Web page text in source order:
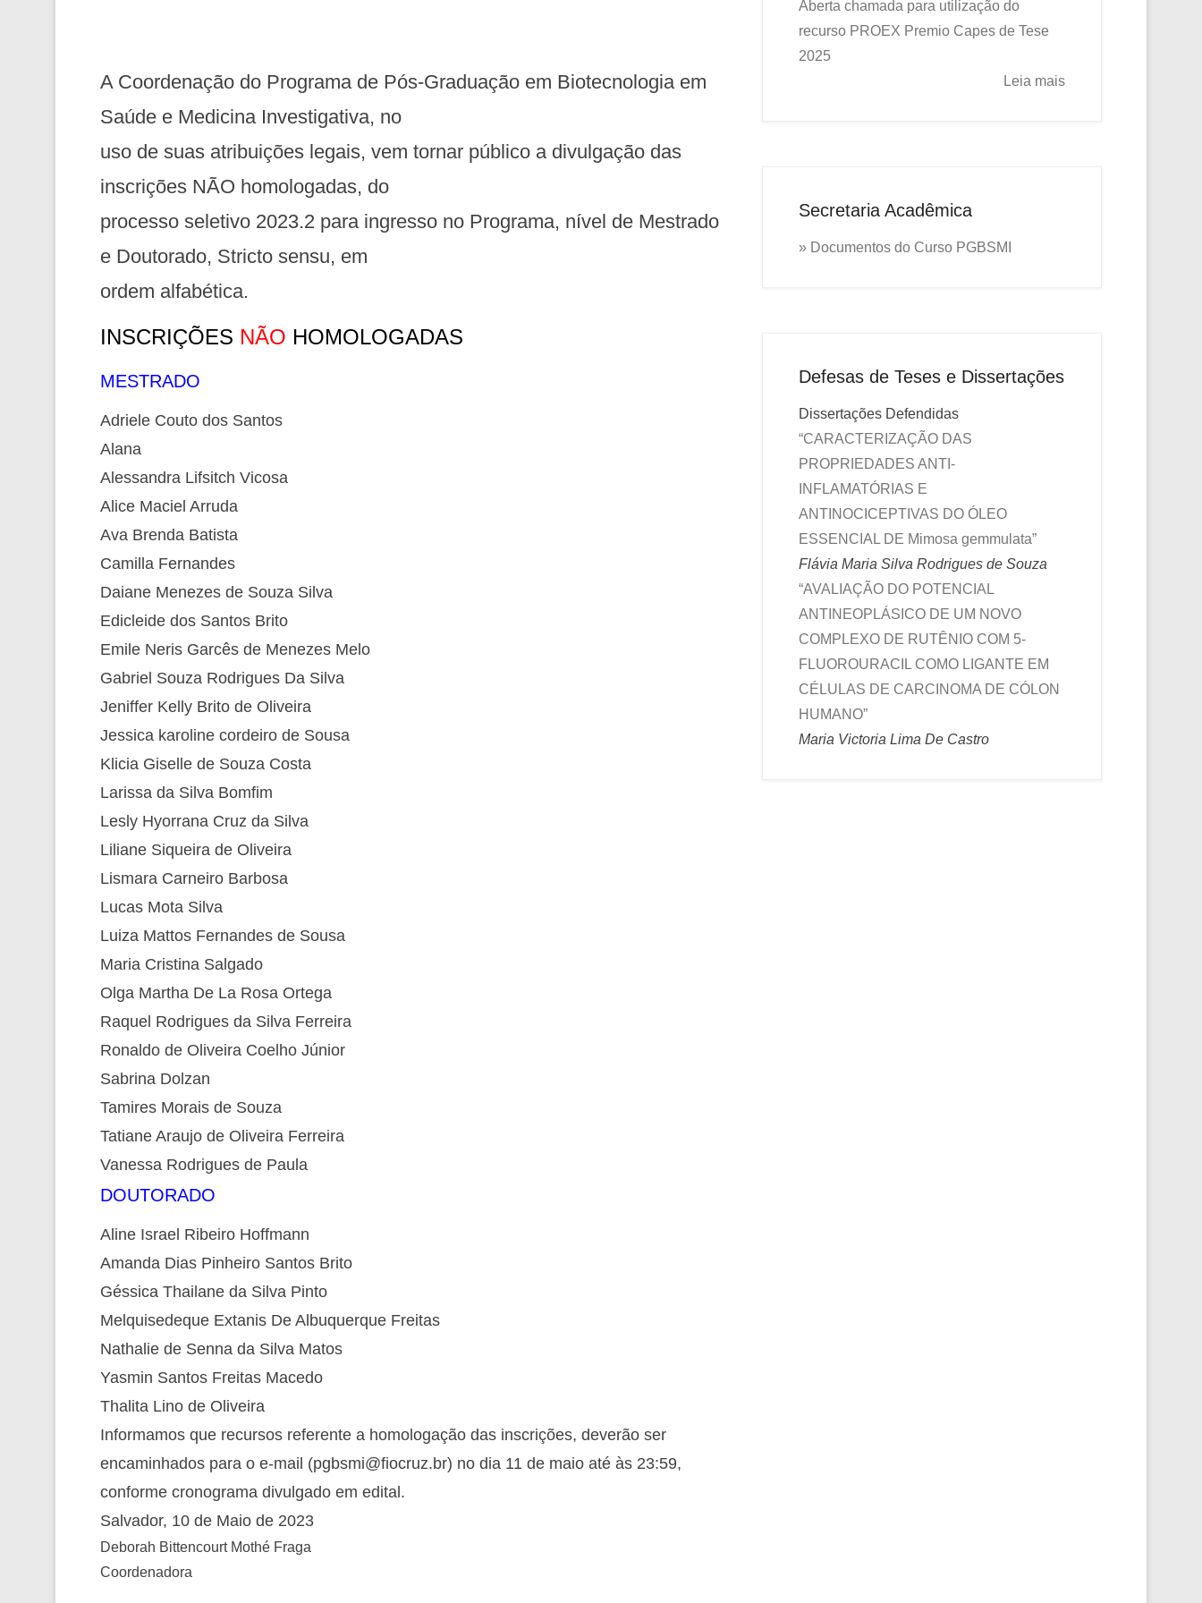
A Coordenação do Programa de Pós-Graduação em Biotecnologia em
Saúde e Medicina Investigativa, no
uso de suas atribuições legais, vem tornar público a divulgação das
inscrições NÃO homologadas, do
processo seletivo 2023.2 para ingresso no Programa, nível de Mestrado
e Doutorado, Stricto sensu, em
ordem alfabética.
INSCRIÇÕES NÃO HOMOLOGADAS
MESTRADO
Adriele Couto dos Santos
Alana
Alessandra Lifsitch Vicosa
Alice Maciel Arruda
Ava Brenda Batista
Camilla Fernandes
Daiane Menezes de Souza Silva
Edicleide dos Santos Brito
Emile Neris Garcês de Menezes Melo
Gabriel Souza Rodrigues Da Silva
Jeniffer Kelly Brito de Oliveira
Jessica karoline cordeiro de Sousa
Klicia Giselle de Souza Costa
Larissa da Silva Bomfim
Lesly Hyorrana Cruz da Silva
Liliane Siqueira de Oliveira
Lismara Carneiro Barbosa
Lucas Mota Silva
Luiza Mattos Fernandes de Sousa
Maria Cristina Salgado
Olga Martha De La Rosa Ortega
Raquel Rodrigues da Silva Ferreira
Ronaldo de Oliveira Coelho Júnior
Sabrina Dolzan
Tamires Morais de Souza
Tatiane Araujo de Oliveira Ferreira
Vanessa Rodrigues de Paula
DOUTORADO
Aline Israel Ribeiro Hoffmann
Amanda Dias Pinheiro Santos Brito
Géssica Thailane da Silva Pinto
Melquisedeque Extanis De Albuquerque Freitas
Nathalie de Senna da Silva Matos
Yasmin Santos Freitas Macedo
Thalita Lino de Oliveira
Informamos que recursos referente a homologação das inscrições, deverão ser
encaminhados para o e-mail (pgbsmi@fiocruz.br) no dia 11 de maio até às 23:59,
conforme cronograma divulgado em edital.
Salvador, 10 de Maio de 2023
Deborah Bittencourt Mothé Fraga
Coordenadora
Aberta chamada para utilização do
recurso PROEX Premio Capes de Tese
2025
Leia mais
Secretaria Acadêmica
» Documentos do Curso PGBSMI
Defesas de Teses e Dissertações
Dissertações Defendidas
“CARACTERIZAÇÃO DAS
PROPRIEDADES ANTI-
INFLAMATÓRIAS E
ANTINOCICEPTIVAS DO ÓLEO
ESSENCIAL DE Mimosa gemmulata”
Flávia Maria Silva Rodrigues de Souza
“AVALIAÇÃO DO POTENCIAL
ANTINEOPLÁSICO DE UM NOVO
COMPLEXO DE RUTÊNIO COM 5-
FLUOROURACIL COMO LIGANTE EM
CÉLULAS DE CARCINOMA DE CÓLON
HUMANO”
Maria Victoria Lima De Castro